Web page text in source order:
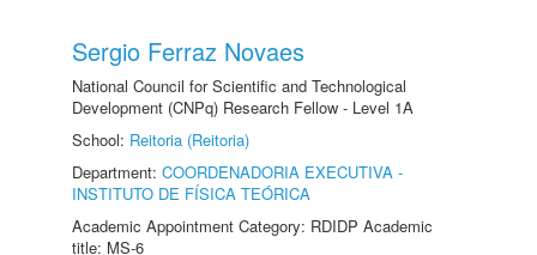
Sergio Ferraz Novaes
National Council for Scientific and Technological
Development (CNPq) Research Fellow - Level 1A
School: Reitoria (Reitoria)
Department: COORDENADORIA EXECUTIVA -
INSTITUTO DE FÍSICA TEÓRICA
Academic Appointment Category: RDIDP Academic
title: MS-6